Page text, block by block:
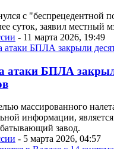
с "беспрецедентной
суток, заявил местный
- 11 марта 2026, 19:49
атаки БПЛА
массированного
информации,
завод.
- 5 марта 2026, 04:57